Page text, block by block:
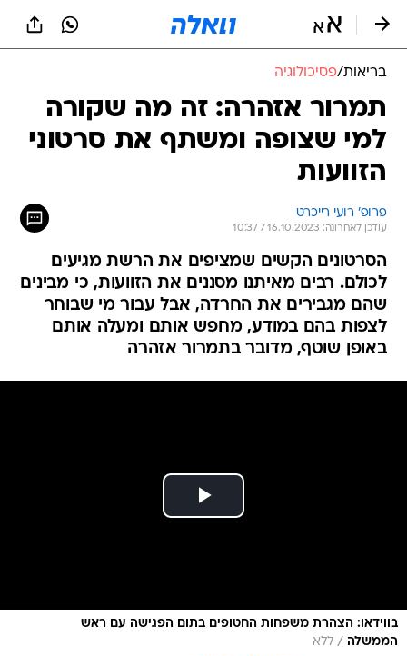
בריאות/פסיכולוגיה
תמרור אזהרה: זה מה שקורה
למי שצופה ומשתף את סרטוני
הזוועות
פרופ' רועי רייכרט
עודכן לאחרונה: 16.10.2023 / 10:37
הסרטונים הקשים שמציפים את הרשת מגיעים
לכולם. רבים מאיתנו מסננים את הזוועות, כי מבינים
שהם מגבירים את החרדה, אבל עבור מי שבוחר
לצפות בהם במודע, מחפש אותם ומעלה אותם
באופן שוטף, מדובר בתמרור אזהרה
בווידאו: הצהרת משפחות החטופים בתום הפגישה עם ראש
הממשלה / ללא